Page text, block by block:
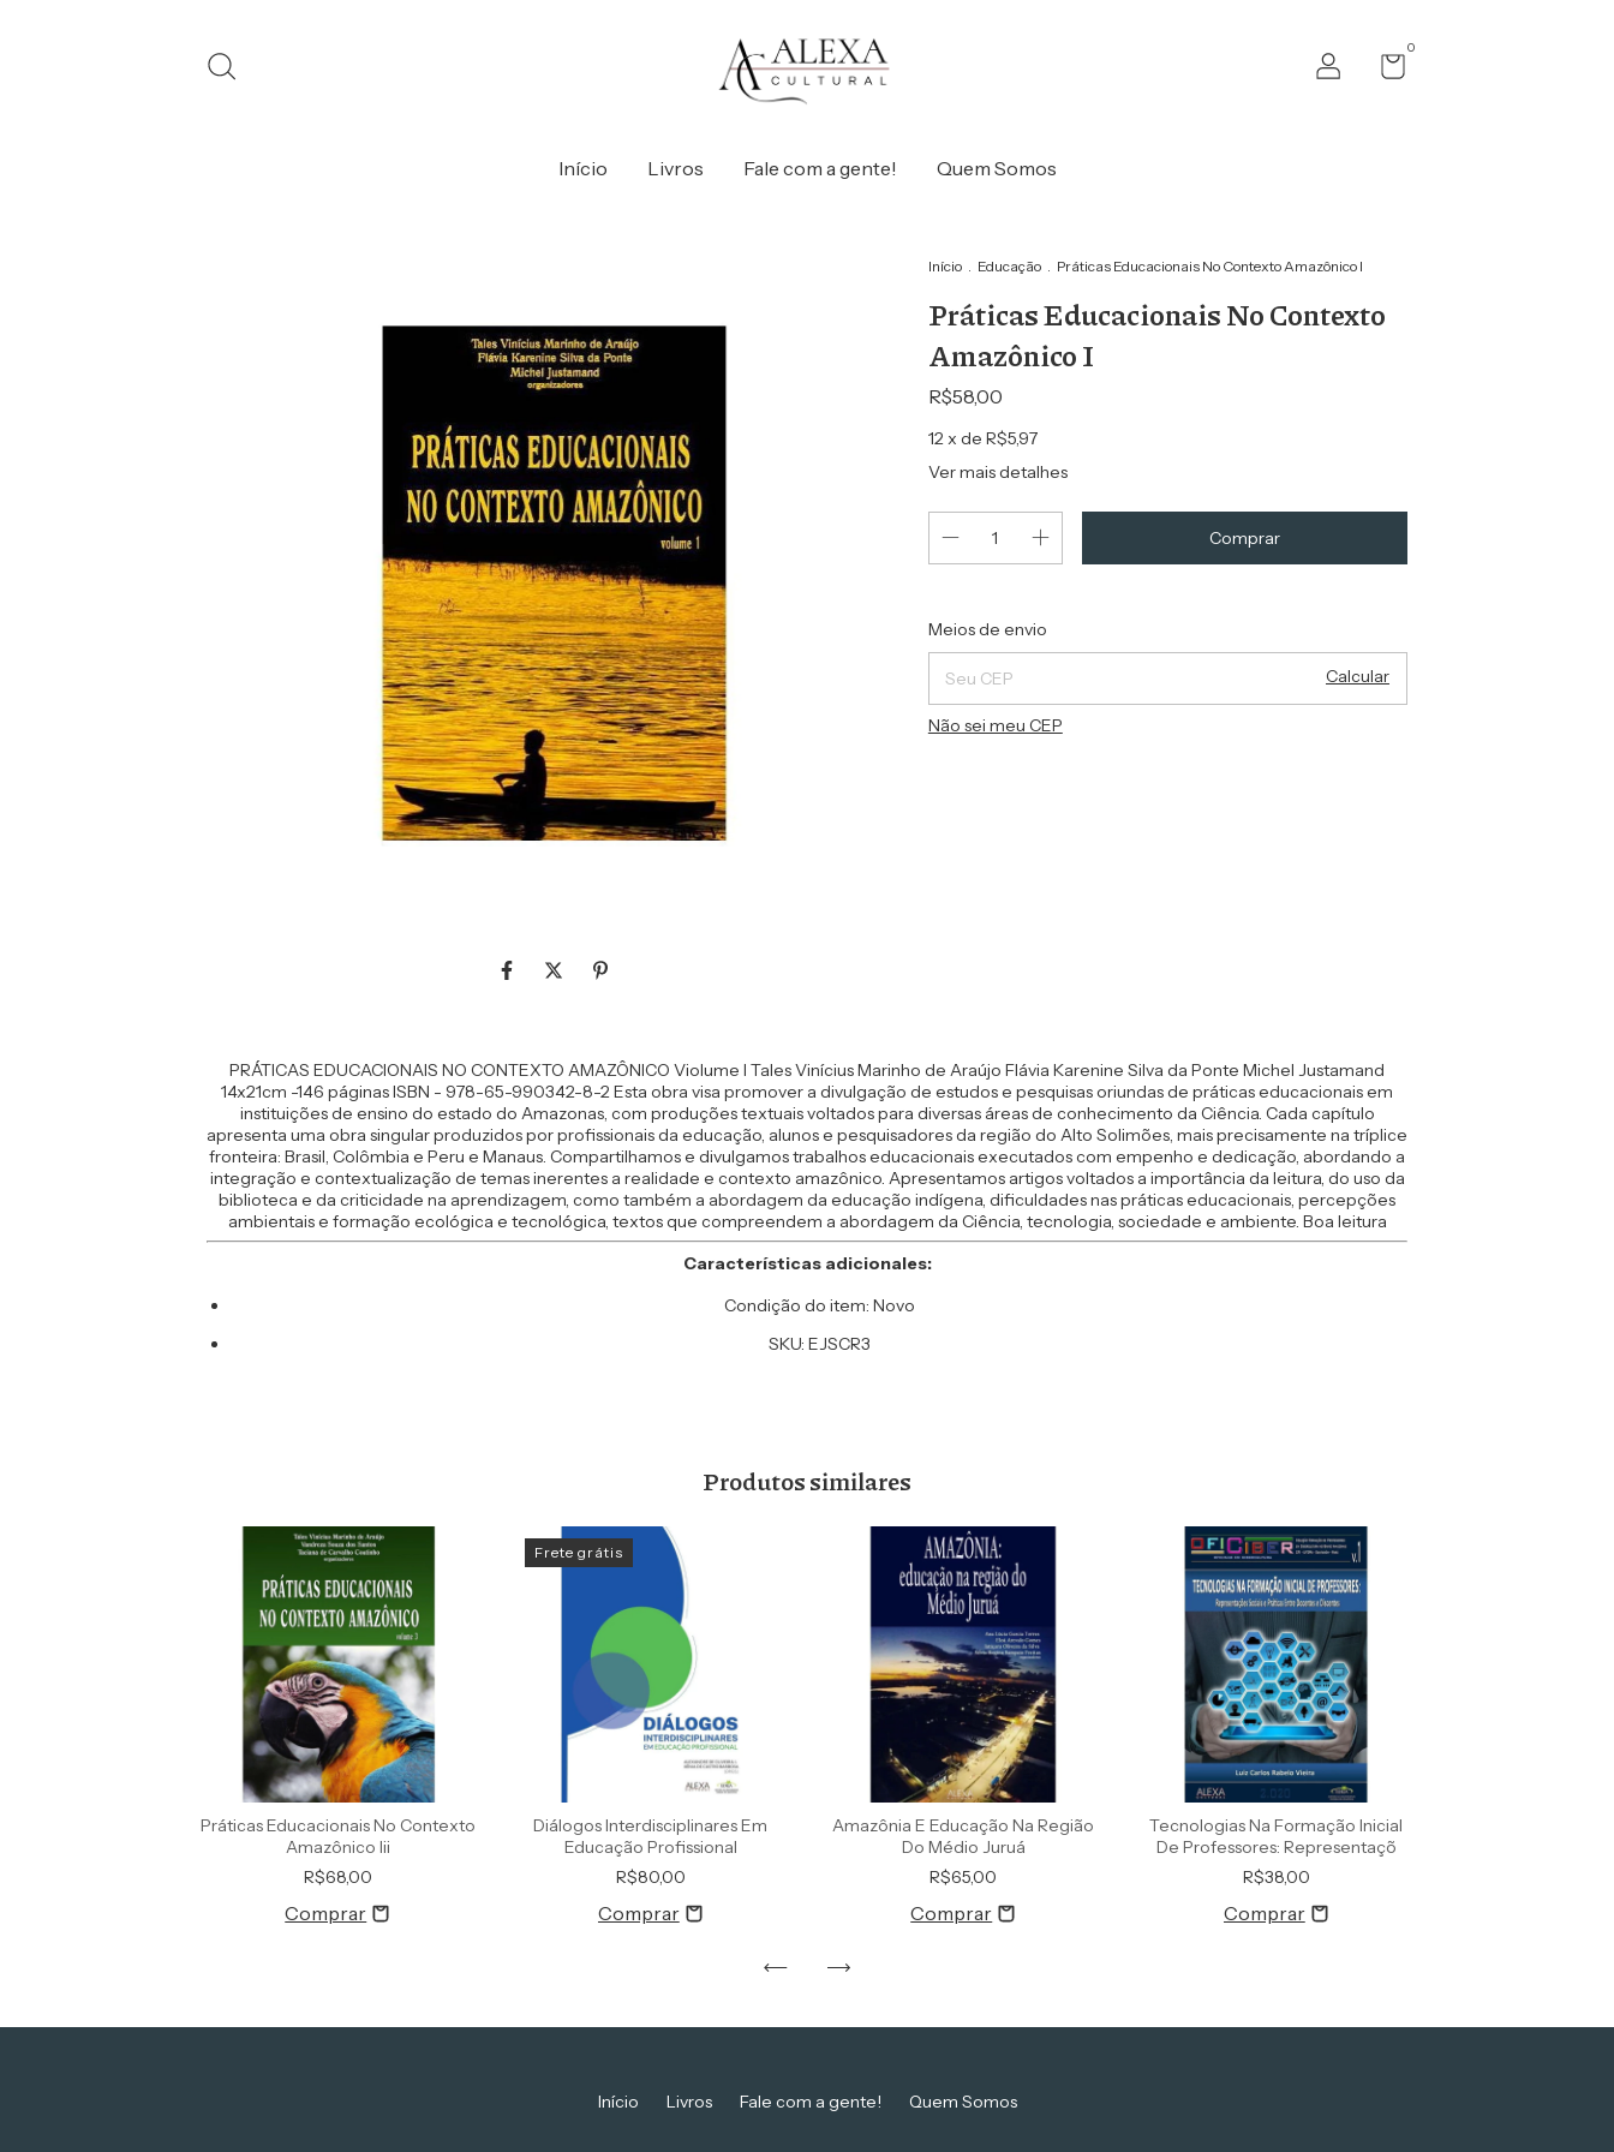
0
Início Livros Fale com a gente! Quem Somos
Início . Educação . Práticas Educacionais No Contexto Amazônico I
Práticas Educacionais No Contexto
Amazônico I
R$58,00
12x de R$5,97
Ver mais detalhes
Entregas para o CEP:
Meios de envio
Calcular
Não sei meu CEP
PRÁTICAS EDUCACIONAIS NO CONTEXTO AMAZÔNICO Violume I Tales Vinícius Marinho de Araújo Flávia Karenine Silva da Ponte Michel Justamand
14x21cm -146 páginas ISBN - 978-65-990342-8-2 Esta obra visa promover a divulgação de estudos e pesquisas oriundas de práticas educacionais em
instituições de ensino do estado do Amazonas, com produções textuais voltados para diversas áreas de conhecimento da Ciência. Cada capítulo
apresenta uma obra singular produzidos por profissionais da educação, alunos e pesquisadores da região do Alto Solimões, mais precisamente na tríplice
fronteira: Brasil, Colômbia e Peru e Manaus. Compartilhamos e divulgamos trabalhos educacionais executados com empenho e dedicação, abordando a
integração e contextualização de temas inerentes a realidade e contexto amazônico. Apresentamos artigos voltados a importância da leitura, do uso da
biblioteca e da criticidade na aprendizagem, como também a abordagem da educação indígena, dificuldades nas práticas educacionais, percepções
ambientais e formação ecológica e tecnológica, textos que compreendem a abordagem da Ciência, tecnologia, sociedade e ambiente. Boa leitura
Características adicionales:
Condição do item: Novo
SKU: EJSCR3
Produtos similares
Práticas Educacionais No Contexto
Amazônico Iii
R$68,00
Frete grátis
Diálogos Interdisciplinares Em
Educação Profissional
R$80,00
Amazônia E Educação Na Região
Do Médio Juruá
R$65,00
Tecnologias Na Formação Inicial
De Professores: Representaçõ
R$38,00
Início Livros Fale com a gente! Quem Somos